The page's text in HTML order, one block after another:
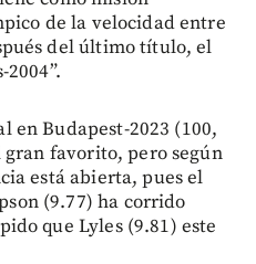
de la velocidad entre
del último título, el
en Budapest-2023 (100,
gran favorito, pero según
está abierta, pues el
(9.77) ha corrido
que Lyles (9.81) este